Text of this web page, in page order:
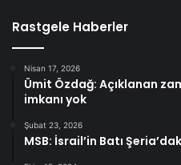
Rastgele Haberler
Nisan 17, 2026
Ümit Özdağ: Açıklanan
imkanı yok
Şubat 23, 2026
MSB: İsrail’in Batı